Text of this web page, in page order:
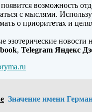
возможность
с мыслями.
о приоритетах и
эзотерические новости
, Telegram Яндекс
Значение имени